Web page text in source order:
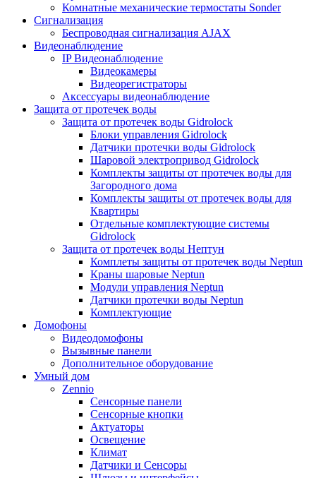
Комнатные механические термостаты Sonder
Сигнализация
Беспроводная сигнализация AJAX
Видеонаблюдение
IP Видеонаблюдение
Видеокамеры
Видеорегистраторы
Аксессуары видеонаблюдение
Защита от протечек воды
Защита от протечек воды Gidrolock
Блоки управления Gidrolock
Датчики протечки воды Gidrolock
Шаровой электропривод Gidrolock
Комплекты защиты от протечек воды для
Загородного дома
Комплекты защиты от протечек воды для
Квартиры
Отдельные комплектующие системы
Gidrolock
Защита от протечек воды Нептун
Комплеты защиты от протечек воды Neptun
Краны шаровые Neptun
Модули управления Neptun
Датчики протечки воды Neptun
Комплектующие
Домофоны
Видеодомофоны
Вызывные панели
Дополнительное оборудование
Умный дом
Zennio
Сенсорные панели
Сенсорные кнопки
Актуаторы
Освещение
Климат
Датчики и Сенсоры